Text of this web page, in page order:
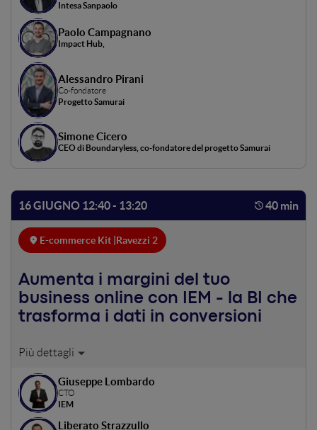
Intesa Sanpaolo
Paolo Campagnano
Impact Hub,
Alessandro Pirani
Co-fondatore
Progetto Samurai
Simone Cicero
CEO di Boundaryless, co-fondatore del progetto Samurai
16 GIUGNO 12:40 - 13:20 40 min
E-commerce Kit | Ravezzi 2
Aumenta i margini del tuo
business online con IEM - la BI che
trasforma i dati in conversioni
IEM è una Business Data Platform. Con IEM ottieni i
margini, risvegliare i dormienti, aumentare la retention ed
ottimizzare il business. IEM integra i dati provenienti dal
database e-commerce, da Google Analytics, Facebook ads,
Giuseppe Lombardo
CTO
IEM
Liberato Strazzullo